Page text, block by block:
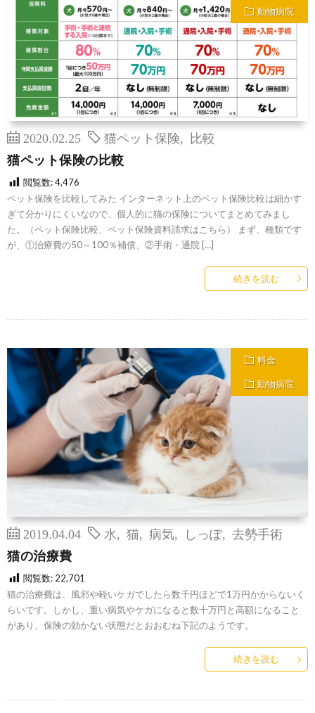
動物病院
2020.02.25 猫ペット保険 比較
猫ペット保険の比較
閲覧数:4,476
ペット保険を比較してみた インターネット上のペット保険比較は細かす
ぎて分かりにくいなので、個人的に猫の保険についてまとめてみまし
た。（ペット保険比較、ペット保険資料請求はこちら） まず、種類です
が、①治療費の50～100％補償、②手術・通院 […]
続きを読む
料金
動物病院
2019.04.04 水 猫 病気 しっぽ, 去勢手術
猫の治療費
閲覧数: 22,701
猫の治療費は、風邪や軽いケガでしたら数千円ほどで1万円かからないく
らいです。しかし、重い病気やケガになると数十万円と高額になること
があり、保険の効かない状態だとおおむね下記のようです。
続きを読む